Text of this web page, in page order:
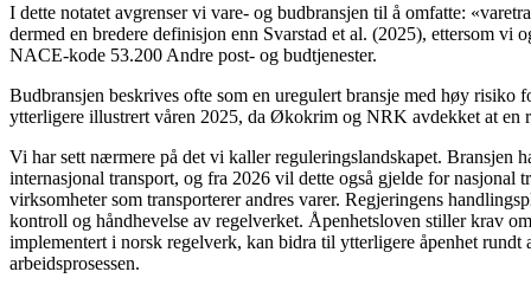
I dette notatet avgrenser vi vare- og budbransjen til å omfatte:
dermed en bredere definisjon enn Svarstad et al. (2025), ettersom
NACE-kode 53.200 Andre post- og budtjenester.
Budbransjen beskrives ofte som en uregulert bransje med høy risiko
ytterligere illustrert våren 2025, da Økokrim og NRK avdekket at en
Vi har sett nærmere på det vi kaller reguleringslandskapet.
internasjonal transport, og fra 2026 vil dette også gjelde for
virksomheter som transporterer andres varer. Regjeringens
kontroll og håndhevelse av regelverket. Åpenhetsloven stiller krav
implementert i norsk regelverk, kan bidra til ytterligere åpenhet
arbeidsprosessen.